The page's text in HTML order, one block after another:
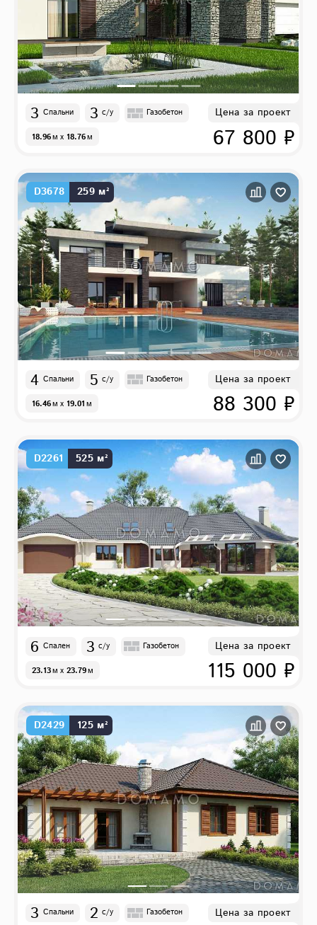
3 Спальни 3 с/у Газобетон
18.96м x 18.76м
Цена за проект
67 800 ₽
D3678 259 м²
4 Спальни 5 с/у Газобетон
16.46м x 19.01м
Цена за проект
88 300 ₽
D2261 525 м²
6 Спален 3 с/у Газобетон
23.13м x 23.79м
Цена за проект
115 000 ₽
D2429 125 м²
3 Спальни 2 с/у Газобетон Цена за проект